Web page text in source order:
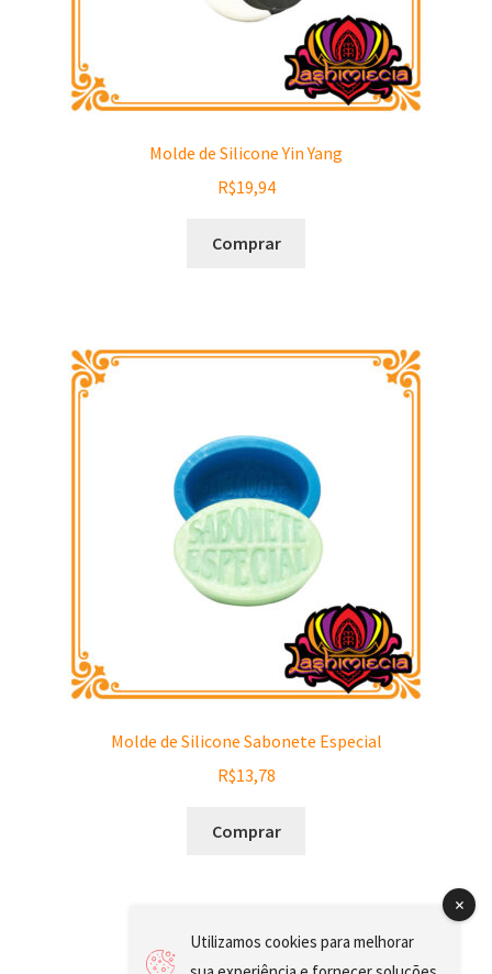
Molde de Silicone Yin Yang
R$19,94
Comprar
Molde de Silicone Sabonete Especial
R$13,78
Comprar
Utilizamos cookies para melhorar